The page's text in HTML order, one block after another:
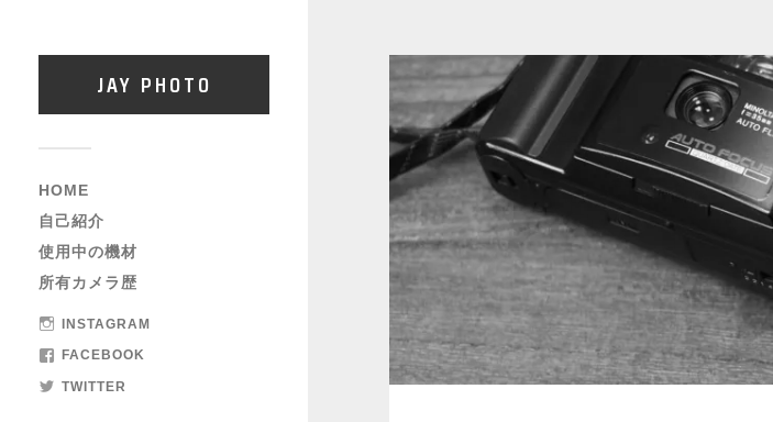
JAY PHOTO
HOME
自己紹介
使用中の機材
所有カメラ歴
INSTAGRAM
FACEBOOK
TWITTER